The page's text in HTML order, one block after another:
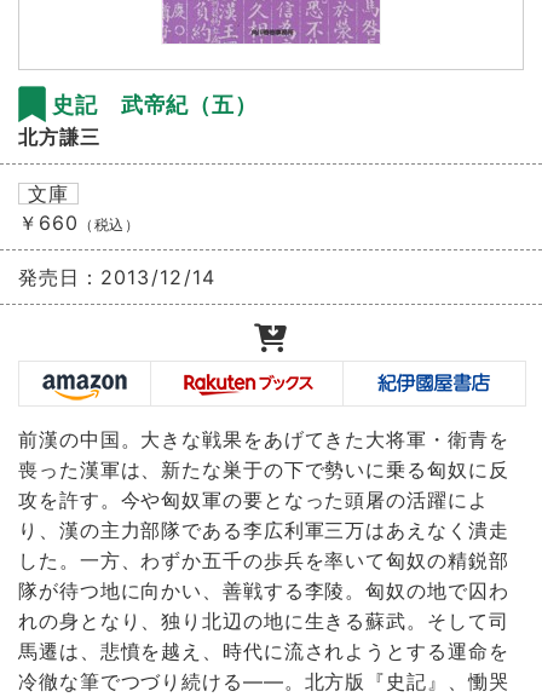
史記 武帝紀（五）
北方謙三
文庫
￥660 （税込）
発売日： 2013/12/14
前漢の中国。大きな戦果をあげてきた大将軍・衛青を
喪った漢軍は、新たな巣于の下で勢いに乗る匈奴に反
攻を許す。今や匈奴軍の要となった頭屠の活躍によ
り、漢の主力部隊である李広利軍三万はあえなく潰走
した。一方、わずか五千の歩兵を率いて匈奴の精鋭部
隊が待つ地に向かい、善戦する李陵。匈奴の地で囚わ
れの身となり、独り北辺の地に生きる蘇武。そして司
馬遷は、悲憤を越え、時代に流されようとする運命を
冷徹な筆でつづり続ける――。北方版『史記』、慟哭